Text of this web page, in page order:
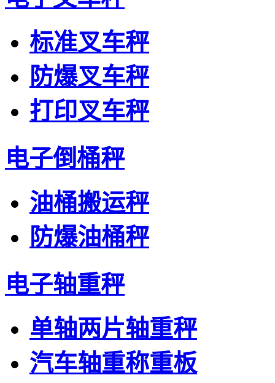
标准叉车秤
防爆叉车秤
打印叉车秤
电子倒桶秤
油桶搬运秤
防爆油桶秤
电子轴重秤
单轴两片轴重秤
汽车轴重称重板